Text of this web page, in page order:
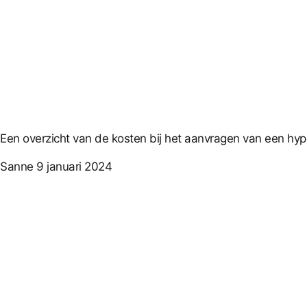
Een overzicht van de kosten bij het aanvragen van een
Sanne 9 januari 2024